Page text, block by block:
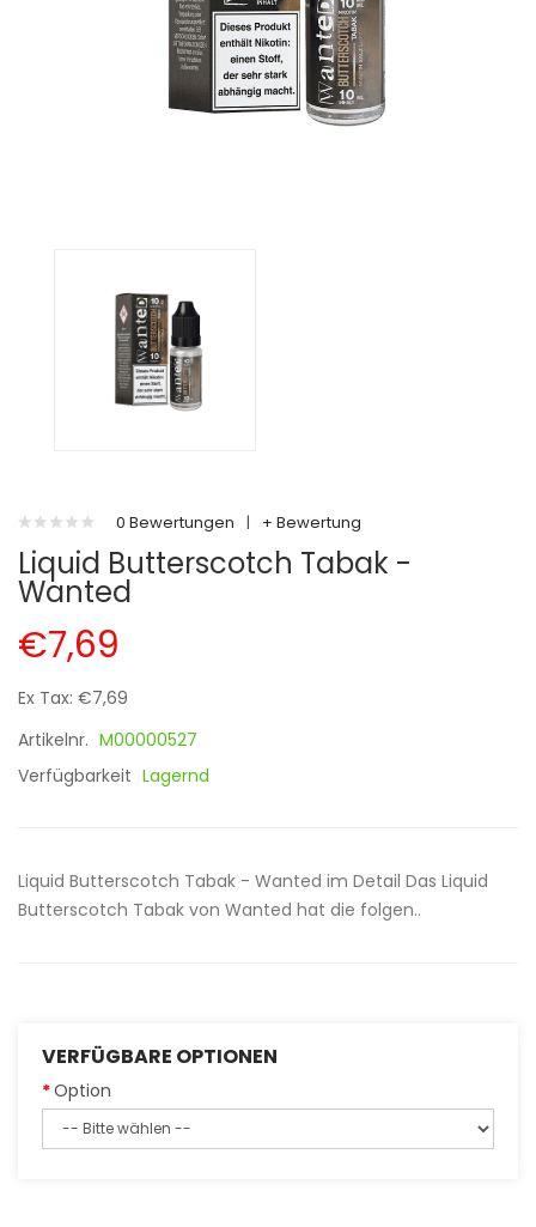
0 Bewertungen | + Bewertung
Liquid Butterscotch Tabak -
Wanted
€7,69
Ex Tax: €7,69
Artikelnr. M00000527
Verfügbarkeit Lagernd
Liquid Butterscotch Tabak - Wanted im Detail Das Liquid
Butterscotch Tabak von Wanted hat die folgen..
VERFÜGBARE OPTIONEN
Option